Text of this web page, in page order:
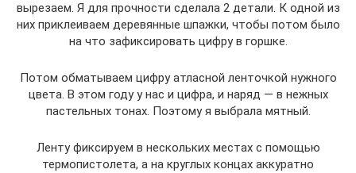
вырезаем. Я для прочности сделала 2 детали. К одной из
них приклеиваем деревянные шпажки, чтобы потом было
на что зафиксировать цифру в горшке.
Потом обматываем цифру атласной ленточкой нужного
цвета. В этом году у нас и цифра, и наряд — в нежных
пастельных тонах. Поэтому я выбрала мятный.
Ленту фиксируем в нескольких местах с помощью
термопистолета, а на круглых концах аккуратно